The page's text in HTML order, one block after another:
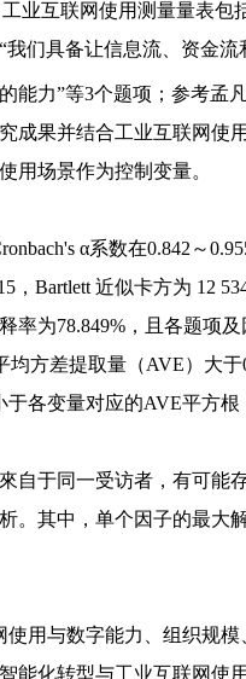
业互联网使用测量量表包
们具备让信息流、资金
能力”等3个题项；参考孟
成果并结合工业互联网使
用场景作为控制变量。
α系数在0.842～
，Bartlett 近似卡方为 12
率为78.849%，且各题项
均方差提取量（AVE）大
于各变量对应的AVE平方
自于同一受访者，有可能
。其中，单个因子的最大
使用与数字能力、组织规
能化转型与工业互联网使